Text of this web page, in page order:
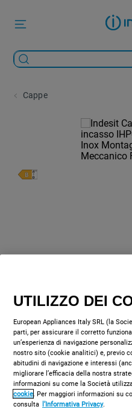
Cappe
IHPC 9.5 LM X
Cappa a parete
9.5 LM X
UTILIZZO DEI
European Appliances Italy SRL (la
parti, per assicurare il corretto
un’esperienza di navigazione
nostro sito (cookie analitici) e, previo
abitudini di navigazione e interessi
migliorare l’efficacia della nostra
informazioni su come la Società
cookie. Per maggiori informazioni su
consulta l’Informativa Privacy.